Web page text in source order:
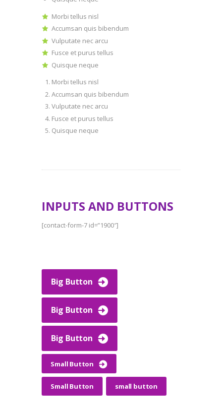
Morbi tellus nisl
Accumsan quis bibendum
Vulputate nec arcu
Fusce et purus tellus
Quisque neque
Morbi tellus nisl
Accumsan quis bibendum
Vulputate nec arcu
Fusce et purus tellus
Quisque neque
INPUTS AND BUTTONS
[contact-form-7 id=”1900″]
Big Button
Big Button
Big Button
Small Button
Small Button small button